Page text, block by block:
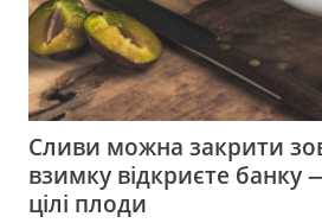
Сливи можна закрити
взимку відкриєте банку
цілі плоди